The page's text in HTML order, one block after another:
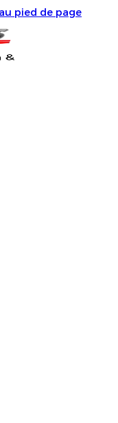
pied de page